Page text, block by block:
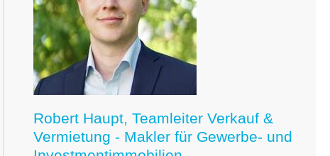
Robert Haupt, Teamleiter Verkauf &
Vermietung - Makler für Gewerbe- und